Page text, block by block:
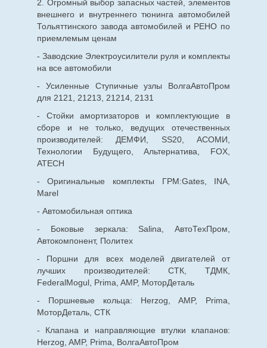
2. Огромный выбор запасных частей, элементов
внешнего и внутреннего тюнинга автомобилей
Тольяттинского завода автомобилей и РЕНО по
приемлемым ценам
- Заводские Электроусилители руля и комплекты
на все автомобили
- Усиленные Ступичные узлы ВолгаАвтоПром
для 2121, 21213, 21214, 2131
- Стойки амортизаторов и комплектующие в
сборе и не только, ведущих отечественных
производителей: ДЕМФИ, SS20, АСОМИ,
Технологии Будущего, Альтернатива, FOX,
ATECH
- Оригинальные комплекты ГРМ:Gates, INA,
Marel
- Автомобильная оптика
- Боковые зеркала: Salina, АвтоТехПром,
Автокомпонент, Политех
- Поршни для всех моделей двигателей от
лучших производителей: СТК, ТДМК,
FederalMogul, Prima, AMP, МоторДеталь
- Поршневые кольца: Herzog, AMP, Prima,
МоторДеталь, СТК
- Клапана и направляющие втулки клапанов:
Herzog, AMP, Prima, ВолгаАвтоПром